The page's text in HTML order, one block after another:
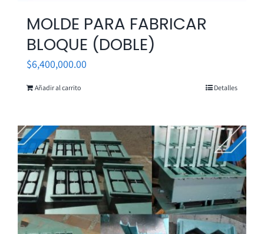
MOLDE PARA FABRICAR
BLOQUE (DOBLE)
$6,400,000.00
Añadir al carrito Detalles